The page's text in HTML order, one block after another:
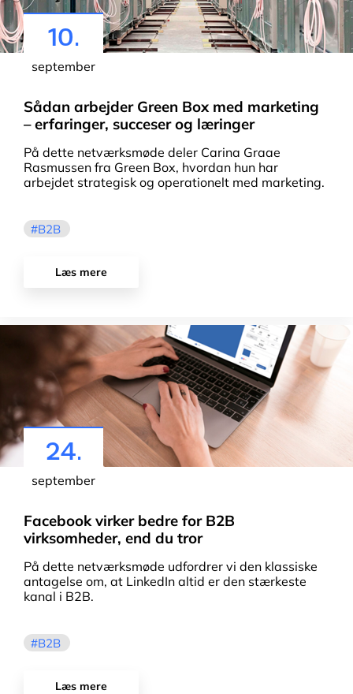
10.
september
Sådan arbejder Green Box med marketing
– erfaringer, succeser og læringer
På dette netværksmøde deler Carina Graae
Rasmussen fra Green Box, hvordan hun har
arbejdet strategisk og operationelt med marketing.
B2B
Læs mere
24.
september
Facebook virker bedre for B2B
virksomheder, end du tror
På dette netværksmøde udfordrer vi den klassiske
antagelse om, at LinkedIn altid er den stærkeste
kanal i B2B.
B2B
Læs mere